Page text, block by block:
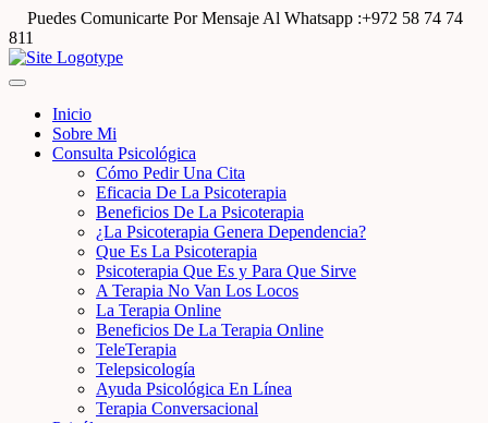
Puedes Comunicarte Por Mensaje Al Whatsapp :+972 58 74 74
811
Inicio
Sobre Mi
Consulta Psicológica
Cómo Pedir Una Cita
Eficacia De La Psicoterapia
Beneficios De La Psicoterapia
¿La Psicoterapia Genera Dependencia?
Que Es La Psicoterapia
Psicoterapia Que Es y Para Que Sirve
A Terapia No Van Los Locos
La Terapia Online
Beneficios De La Terapia Online
TeleTerapia
Telepsicología
Ayuda Psicológica En Línea
Terapia Conversacional